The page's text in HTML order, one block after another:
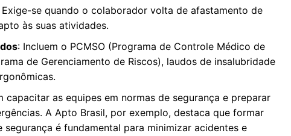
Exige-se quando o colaborador volta de afastamento de
às suas atividades.
: Incluem o PCMSO (Programa de Controle Médico de
de Gerenciamento de Riscos), laudos de insalubridade
capacitar as equipes em normas de segurança e preparar
A Apto Brasil, por exemplo, destaca que formar
é fundamental para minimizar acidentes e